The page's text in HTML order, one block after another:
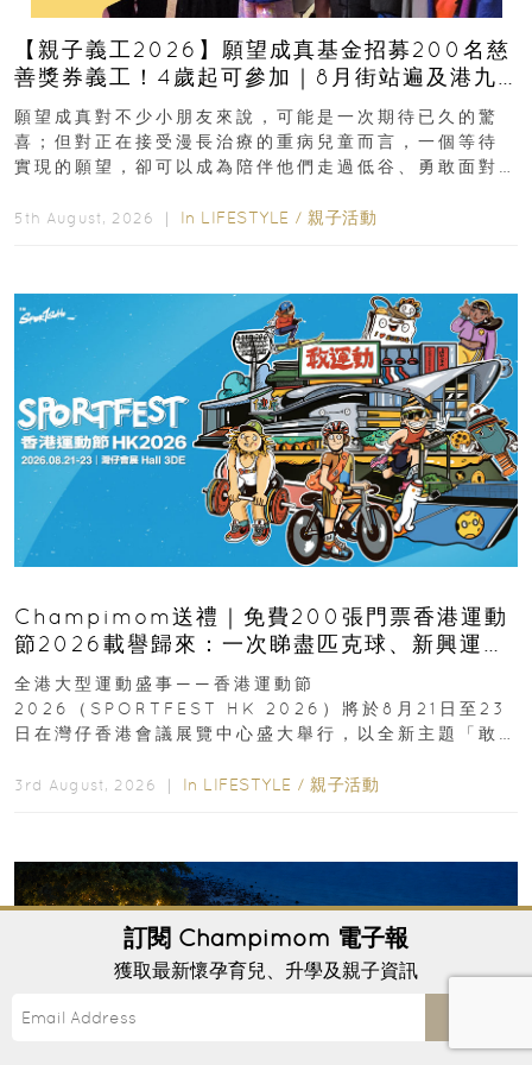
【親子義工2026】願望成真基金招募200名慈
善獎券義工！4歲起可參加｜8月街站遍及港九
新界
願望成真對不少小朋友來說，可能是一次期待已久的驚
喜；但對正在接受漫長治療的重病兒童而言，一個等待
實現的願望，卻可以成為陪伴他們走過低谷、勇敢面對
5th August, 2026 ｜ In LIFESTYLE / 親子活動
Champimom送禮｜免費200張門票香港運動
節2026載譽歸來：一次睇盡匹克球、新興運
動、街舞比賽＋逾百運動品牌展覽
全港大型運動盛事——香港運動節
2026（SPORTFEST HK 2026）將於8月21日至23
日在灣仔香港會議展覽中心盛大舉行，以全新主題「敢
3rd August, 2026 ｜ In LIFESTYLE / 親子活動
訂閱 Champimom 電子報
獲取最新懷孕育兒、升學及親子資訊